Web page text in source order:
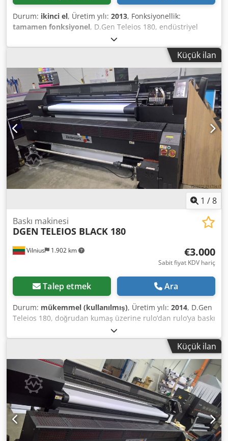
Durum: ikinci el, Üretim yılı: 2013, Fonksiyonellik:
tamamen fonksiyonel, D.Gen Teleios 180, endüstriyel
dijital tekstil baskı makinesidir ve kumaşlara doğrudan
rulo-ru-lu baskı için tasarlanmıştır. Makine, büyük format
tekstil üretimi, reklam tekstilleri, bayraklar, yumuşak tabela
uygulamaları ve diğer kumaş tabanlı uygulamalar için
uygundur. Dsdpfxjyhm Tre Aafeck Yazıcı, üretim ortamında
sürekli çalışmaya yönelik sağlam endüstriyel tasarıma
sahiptir. Yaklaşık 1,8 metreye kadar maksimum baskı
genişliği ile geniş bir tekstil malzemesi yelpazesini
destekler. Rulo-ru-lu sistemi, stabil kumaş taşımasını ve
tutarlı baskı kalitesini garanti eder. Direkt tekstil üzerine
bayrak ve branda baskısı için yazıcı. 64 m²/saat’e kadar
hızlı baskı hızları (yaklaşık 16-32 m²/saat üretim) ve 1,8 m
genişlikte baskı yapabilme. Dahili ısı fikse ünitesi ile
verimlilik artışı ve daha az alan ihtiyacı. Bu makine, üretim
veya özel tekstil projeleri için güvenilir bir dijital tekstil
Küçük ilan
1 /8
Vilnius 1.902 km
Baskı makinesi
DGEN TELEIOS BLACK 180
€3.000
Sabit fiyat KDV hariç
Talep etmek Ara
Durum: mükemmel (kullanılmış), Üretim yılı: 2014, D.Gen
Teleios 180, doğrudan kumaş üzerine rulo’dan rulo’ya baskı
için tasarlanmış endüstriyel bir dijital tekstil yazıcısıdır.
Dedpfx Aasyhna Hsfeck Makine, geniş format tekstil
üretimi, reklam tekstilleri, bayraklar, soft signage ve diğer
kumaş bazlı uygulamalar için uygundur. Yazıcı, üretim
ortamında sürekli çalışmaya uygun sağlam endüstriyel bir
tasarıma sahiptir. Yaklaşık 1,8 metreye kadar maksimum
baskı genişliği ile çok çeşitli tekstil malzemelerini destekler.
Rulo’dan rulo’ya sistem, kumaşın stabil taşınmasını ve
tutarlı baskı kalitesini garanti eder. Bu makine, üretim veya
özel tekstil projeleri için güvenilir bir dijital tekstil baskı
sistemi arayan firmalar için uygun bir çözümdür.
Küçük ilan